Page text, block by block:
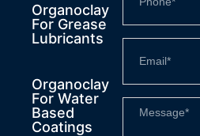
Organoclay
For Grease
Lubricants
Organoclay
For Water
Based
Coatings